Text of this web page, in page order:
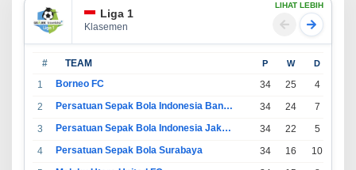
Liga 1
Klasemen
LIHAT LEBIH
# TEAM P W D
1 Borneo FC 34 25 4
2
Persatuan Sepak Bola Indonesia Bandung 34 24 7
3
Persatuan Sepak Bola Indonesia Jakarta 34 22 5
4
Persatuan Sepak Bola Surabaya 34 16 10